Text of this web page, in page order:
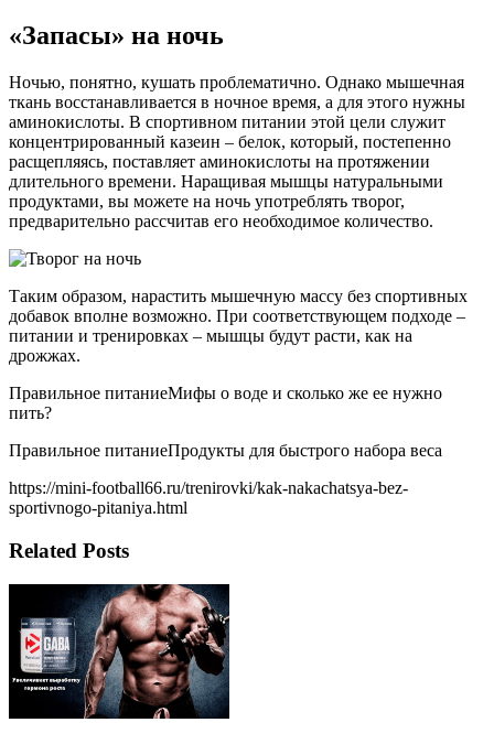
«Запасы» на ночь
Ночью, понятно, кушать проблематично. Однако мышечная
ткань восстанавливается в ночное время, а для этого нужны
аминокислоты. В спортивном питании этой цели служит
концентрированный казеин – белок, который, постепенно
расщепляясь, поставляет аминокислоты на протяжении
длительного времени. Наращивая мышцы натуральными
продуктами, вы можете на ночь употреблять творог,
предварительно рассчитав его необходимое количество.
Таким образом, нарастить мышечную массу без спортивных
добавок вполне возможно. При соответствующем подходе –
питании и тренировках – мышцы будут расти, как на
дрожжах.
Правильное питаниеМифы о воде и сколько же ее нужно
пить?
Правильное питаниеПродукты для быстрого набора веса
https://mini-football66.ru/trenirovki/kak-nakachatsya-bez-
sportivnogo-pitaniya.html
Related Posts